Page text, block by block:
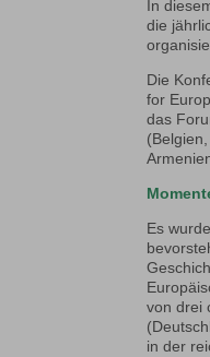
In
die
Die
for
das
Es
von drei
in der